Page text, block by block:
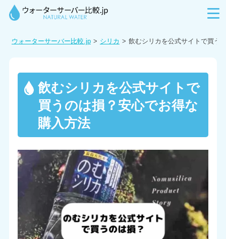
ウォーターサーバー比較.jp シリカ 飲むシリカを公式サイトで買う
飲むシリカを公式サイトで
買うのは損？安心でお得な
購入方法